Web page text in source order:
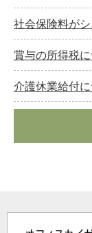
社会保険料が
賞与の所得税
介護休業給付